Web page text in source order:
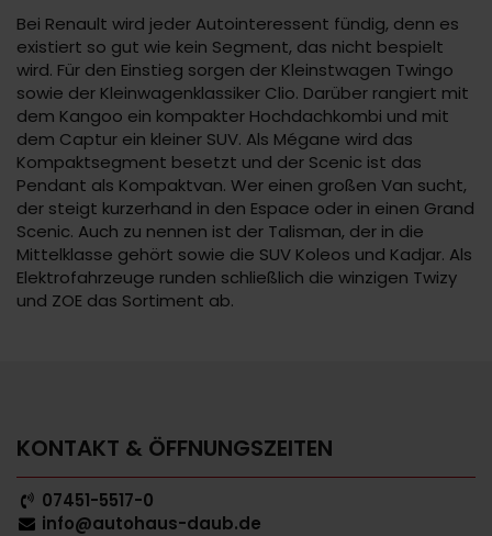
Bei Renault wird jeder Autointeressent fündig, denn es
existiert so gut wie kein Segment, das nicht bespielt
wird. Für den Einstieg sorgen der Kleinstwagen Twingo
sowie der Kleinwagenklassiker Clio. Darüber rangiert mit
dem Kangoo ein kompakter Hochdachkombi und mit
dem Captur ein kleiner SUV. Als Mégane wird das
Kompaktsegment besetzt und der Scenic ist das
Pendant als Kompaktvan. Wer einen großen Van sucht,
der steigt kurzerhand in den Espace oder in einen Grand
Scenic. Auch zu nennen ist der Talisman, der in die
Mittelklasse gehört sowie die SUV Koleos und Kadjar. Als
Elektrofahrzeuge runden schließlich die winzigen Twizy
und ZOE das Sortiment ab.
KONTAKT & ÖFFNUNGSZEITEN
07451-5517-0
info@autohaus-daub.de